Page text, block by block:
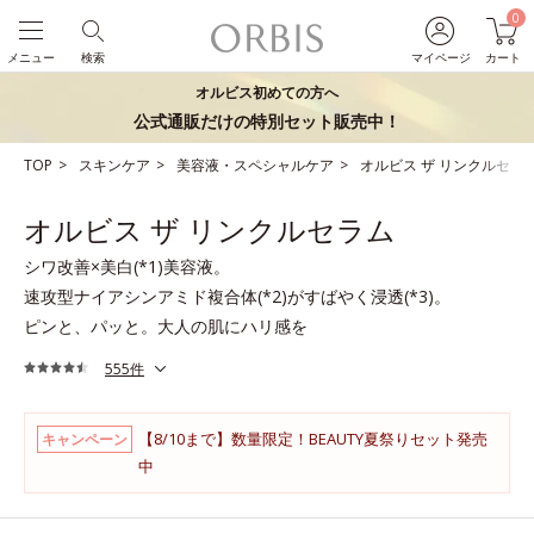
マイページ
0
カート
検索
メニュー
オルビス初めての方へ
公式通販だけの特別セット販売中！
TOP スキンケア 美容液・スペシャルケア オルビス ザ リンクルセラ
オルビス ザ リンクルセラム
シワ改善×美白(*1)美容液。
速攻型ナイアシンアミド複合体(*2)がすばやく浸透(*3)。
ピンと、パッと。大人の肌にハリ感を
555件
キャンペーン
【8/10まで】数量限定！BEAUTY夏祭りセット発売
中